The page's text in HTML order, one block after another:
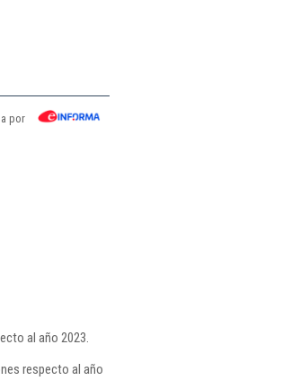
por
al año 2023.
respecto al año